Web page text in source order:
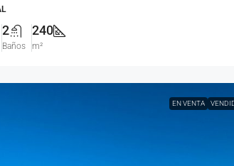
2
Baños
240
m²
EN VENTA